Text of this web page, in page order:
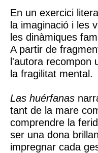
En un exercici
la imaginació i les
les dinàmiques
A partir de
l'autora recompon
la fragilitat mental.
Las huérfanas
tant de la mare
comprendre la
ser una dona
impregnar cada